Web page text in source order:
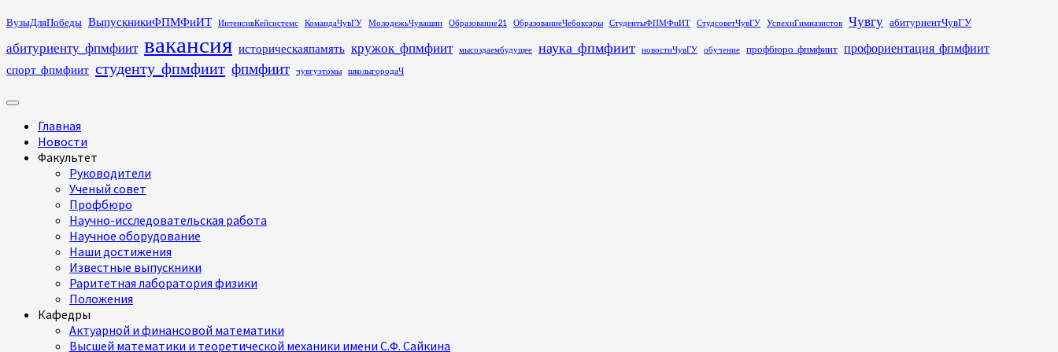
Перейти
содержимому
ВузыДляПобеды ВыпускникиФПМФиИТ ИнтенсивКейсистемс КомандаЧувГУ МолодежьЧувашии Образование21 ОбразованиеЧебоксары СтудентыФПМФиИТ СтудсоветЧувГУ УспехиГимназистов Чувгу абитуриентЧувГУ
абитуриенту_фпмфиит вакансия историческаяпамять кружок_фпмфиит мысоздаембудущее наука_фпмфиит новостиЧувГУ обучение профбюро_фпмфиит профориентация_фпмфиит
спорт_фпмфиит студенту_фпмфиит фпмфиит чувгуэтомы школыгородаЧ
Основное
Главная
Новости
Факультет
Руководители
Ученый совет
Профбюро
Научно-исследовательская работа
Научное оборудование
Наши достижения
Известные выпускники
Раритетная лаборатория физики
Положения
Кафедры
Актуарной и финансовой математики
Высшей математики и теоретической механики имени С.Ф. Сайкина